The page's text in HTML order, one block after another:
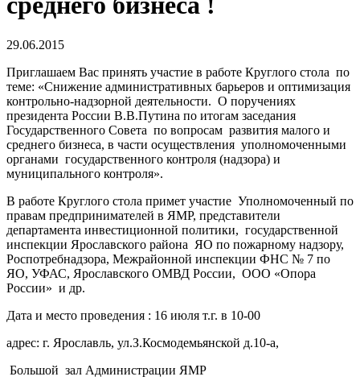
29.06.2015
Приглашаем Вас принять участие в работе Круглого стола по
теме: «Снижение административных барьеров и оптимизация
контрольно-надзорной деятельности. О поручениях
президента России В.В.Путина по итогам заседания
Государственного Совета по вопросам развития малого и
среднего бизнеса, в части осуществления уполномоченными
органами государственного контроля (надзора) и
муниципального контроля».
В работе Круглого стола примет участие Уполномоченный по
правам предпринимателей в ЯМР, представители
департамента инвестиционной политики, государственной
инспекции Ярославского района ЯО по пожарному надзору,
Роспотребнадзора, Межрайонной инспекции ФНС № 7 по
ЯО, УФАС, Ярославского ОМВД России, ООО «Опора
России» и др.
Дата и место проведения : 16 июля т.г. в 10-00
адрес: г. Ярославль, ул.З.Космодемьянской д.10-а,
Большой зал Администрации ЯМР